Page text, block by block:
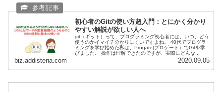
初心者のGitの使い方超入門：とにかく分かり
やすい解説が欲しい人へ
git（ギット）って、プログラミング初心者には、いつ、どう
使うのかイマイチ分かりにくいですよね。 40代でプログラ
ミングを学び始めた私は、Progate(プロゲート）でGitを学
びました。 操作は理解できたのですが、実際にどんな...
biz.addisteria.com 2020.09.05